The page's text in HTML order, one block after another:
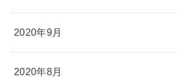
2020年9月
2020年8月